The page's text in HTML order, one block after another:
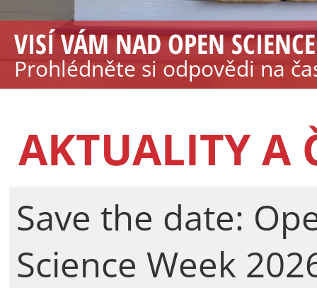
VISÍ VÁM NAD OPEN
Prohlédněte si odpovědi na
AKTUALITY A
Save the date:
Science Week